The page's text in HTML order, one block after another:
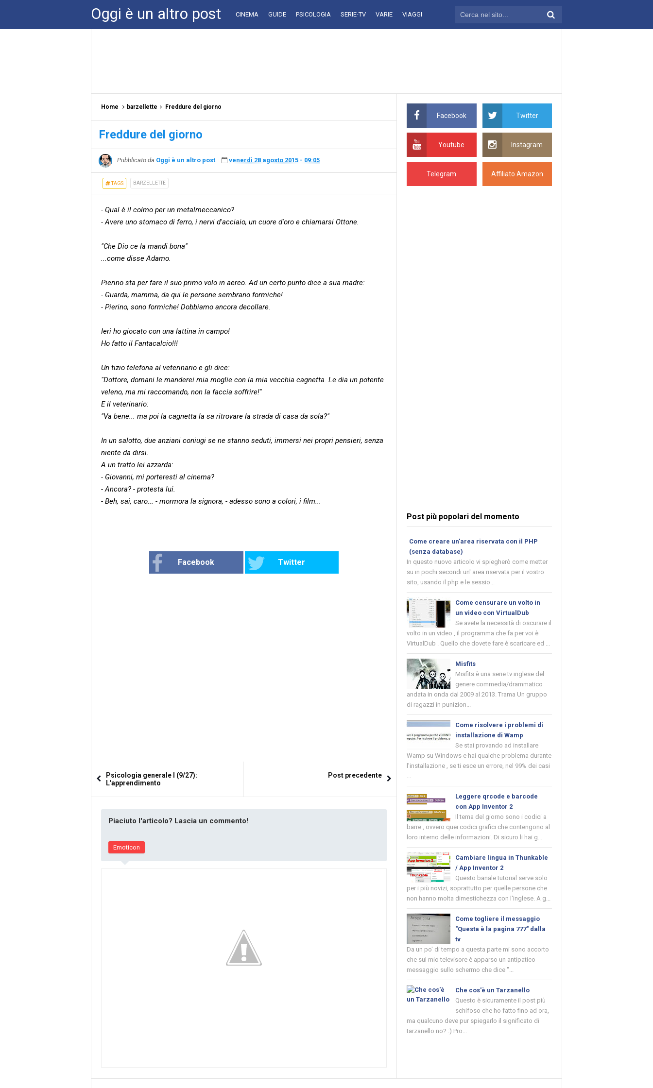
Oggi è un altro post CINEMA GUIDE PSICOLOGIA SERIE-TV VARIE VIAGGI
Home barzellette Freddure del giorno
Freddure del giorno
Pubblicato da Oggi è un altro post venerdì 28 agosto 2015 - 09:05
TAGS BARZELLETTE
- Qual è il colmo per un metalmeccanico?
- Avere uno stomaco di ferro, i nervi d'acciaio, un cuore d'oro e chiamarsi Ottone.
"Che Dio ce la mandi bona"
...come disse Adamo.
Pierino sta per fare il suo primo volo in aereo. Ad un certo punto dice a sua madre:
- Guarda, mamma, da qui le persone sembrano formiche!
- Pierino, sono formiche! Dobbiamo ancora decollare.
Ieri ho giocato con una lattina in campo!
Ho fatto il Fantacalcio!!!
Un tizio telefona al veterinario e gli dice:
"Dottore, domani le manderei mia moglie con la mia vecchia cagnetta. Le dia un potente
veleno, ma mi raccomando, non la faccia soffrire!"
E il veterinario:
"Va bene... ma poi la cagnetta la sa ritrovare la strada di casa da sola?"
In un salotto, due anziani coniugi se ne stanno seduti, immersi nei propri pensieri, senza
niente da dirsi.
A un tratto lei azzarda:
- Giovanni, mi porteresti al cinema?
- Ancora? - protesta lui.
- Beh, sai, caro... - mormora la signora, - adesso sono a colori, i film...
Facebook Twitter
Psicologia generale I (9/27):
L'apprendimento
Post precedente
Piaciuto l'articolo? Lascia un commento!
Emoticon
Facebook Twitter
Youtube Instagram
Telegram Affiliato Amazon
Post più popolari del momento
Come creare un'area riservata con il PHP
(senza database)
In questo nuovo articolo vi spiegherò come metter
su in pochi secondi un' area riservata per il vostro
sito, usando il php e le sessio...
Come censurare un volto in
un video con VirtualDub
Se avete la necessità di oscurare il
volto in un video , il programma che fa per voi è
VirtualDub . Quello che dovete fare è scaricare ed ...
Misfits
Misfits è una serie tv inglese del
genere commedia/drammatico
andata in onda dal 2009 al 2013. Trama Un gruppo
di ragazzi in punizion...
Come risolvere i problemi di
installazione di Wamp
Se stai provando ad installare
Wamp su Windows e hai qualche problema durante
l'installazione , se ti esce un errore, nel 99% dei casi
...
Leggere qrcode e barcode
con App Inventor 2
Il tema del giorno sono i codici a
barre , ovvero quei codici grafici che contengono al
loro interno delle informazioni. Di sicuro li hai g...
Cambiare lingua in Thunkable
/ App Inventor 2
Questo banale tutorial serve solo
per i più novizi, soprattutto per quelle persone che
non hanno molta dimestichezza con l'inglese. A g...
Come togliere il messaggio
"Questa è la pagina 777" dalla
tv
Da un po' di tempo a questa parte mi sono accorto
che sul mio televisore è apparso un antipatico
messaggio sullo schermo che dice "...
Che cos'è un Tarzanello
Questo è sicuramente il post più
schifoso che ho fatto fino ad ora,
ma qualcuno deve pur spiegarlo il significato di
tarzanello no? :) Pro...